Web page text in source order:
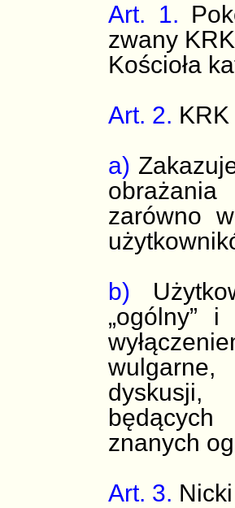
Art. 1.
zwany
Kościoła
Art. 2.
a)
zarówno
b)
„ogólny”
wulgarne,
dyskusji,
znanych
Art. 3.